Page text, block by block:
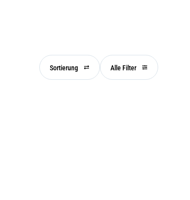
Sortierung Alle Filter